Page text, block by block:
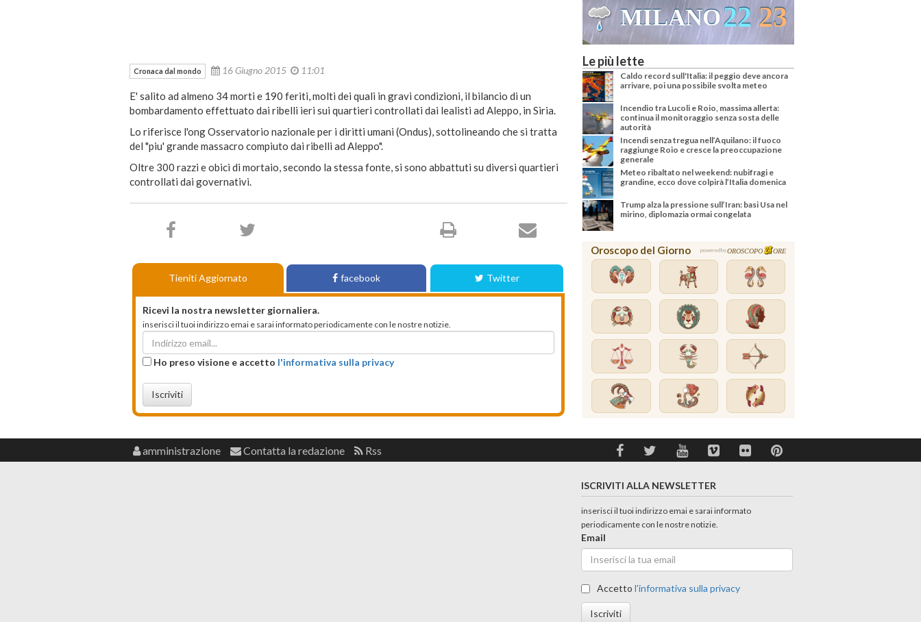
MILANO22 23
Cronaca dal mondo 16 Giugno 2015 11:01
E' salito ad almeno 34 morti e 190 feriti, molti dei quali in gravi condizioni, il bilancio di un
bombardamento effettuato dai ribelli ieri sui quartieri controllati dai lealisti ad Aleppo, in Siria.
Lo riferisce l'ong Osservatorio nazionale per i diritti umani (Ondus), sottolineando che si tratta
del "piu' grande massacro compiuto dai ribelli ad Aleppo".
Oltre 300 razzi e obici di mortaio, secondo la stessa fonte, si sono abbattuti su diversi quartieri
controllati dai governativi.
Tieniti Aggiornato facebook Twitter
Ricevi la nostra newsletter giornaliera.
inserisci il tuoi indirizzo emai e sarai informato periodicamente con le nostre notizie.
Ho preso visione e accetto l'informativa sulla privacy
Iscriviti
Le più lette
Caldo record sull'Italia: il peggio deve ancora
arrivare, poi una possibile svolta meteo
Incendio tra Lucoli e Roio, massima allerta:
continua il monitoraggio senza sosta delle
autorità
Incendi senza tregua nell’Aquilano: il fuoco
raggiunge Roio e cresce la preoccupazione
generale
Meteo ribaltato nel weekend: nubifragi e
grandine, ecco dove colpirà l’Italia domenica
Trump alza la pressione sull’Iran: basi Usa nel
mirino, diplomazia ormai congelata
Oroscopo del Giorno powered byOROSCOPO ORE
amministrazione Contatta la redazione Rss
ISCRIVITI ALLA NEWSLETTER
inserisci il tuoi indirizzo emai e sarai informato
periodicamente con le nostre notizie.
Email
Accettol'informativa sulla privacy
Iscriviti